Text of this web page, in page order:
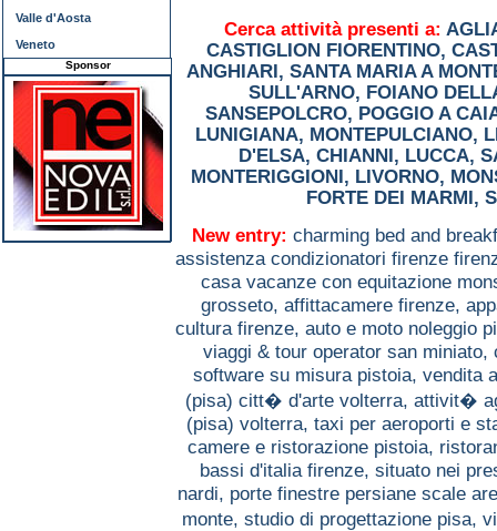
Cerca attività presenti a:
CASTIGLION FIORENTINO,
ANGHIARI, SANTA MARIA A
SULL'ARNO, FOIANO
SANSEPOLCRO, POGGIO A
LUNIGIANA, MONTEPULCIANO,
D'ELSA, CHIANNI, LUCCA,
MONTERIGGIONI, LIVORNO,
FORTE DEI MARMI,
New entry: charming bed and
assistenza condizionatori firenze
casa vacanze con equitazione
grosseto, affittacamere firenze,
cultura firenze, auto e moto noleggio
viaggi & tour operator san miniato,
software su misura pistoia, vendita
(pisa) citt� d'arte volterra, attivit�
(pisa) volterra, taxi per aeroporti e
camere e ristorazione pistoia,
bassi d'italia firenze, situato nei
nardi, porte finestre persiane scale
monte, studio di progettazione pisa,
Valle d'Aosta
Veneto
Sponsor